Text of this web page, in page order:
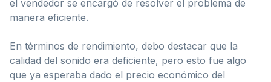
el vendedor se encargó de resolver el problema de
manera eficiente.
En términos de rendimiento, debo destacar que la
calidad del sonido era deficiente, pero esto fue algo
que ya esperaba dado el precio económico del